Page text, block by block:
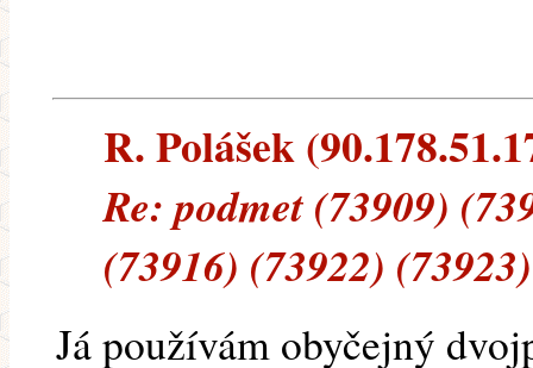
R. Polášek
Re: podmet (73909)
(73916) (73922) (73923)
Já používám obyčejný